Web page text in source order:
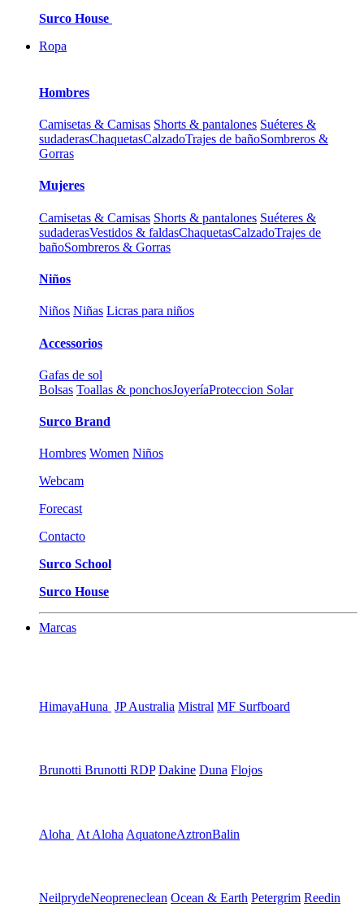
Surco House
Ropa
Hombres
Camisetas & Camisas Shorts & pantalones Suéteres &
sudaderasChaquetasCalzadoTrajes de bañoSombreros &
Gorras
Mujeres
Camisetas & Camisas Shorts & pantalones Suéteres &
sudaderasVestidos & faldasChaquetasCalzadoTrajes de
bañoSombreros & Gorras
Niños
Niños Niñas Licras para niños
Accessorios
Gafas de sol
Bolsas Toallas & ponchosJoyeríaProteccion Solar
Surco Brand
Hombres Women Niños
Webcam
Forecast
Contacto
Surco School
Surco House
Marcas
HimayaHuna JP Australia Mistral MF Surfboard
Brunotti Brunotti RDP Dakine Duna Flojos
Aloha At Aloha AquatoneAztronBalin
NeilprydeNeopreneclean Ocean & Earth Petergrim Reedin